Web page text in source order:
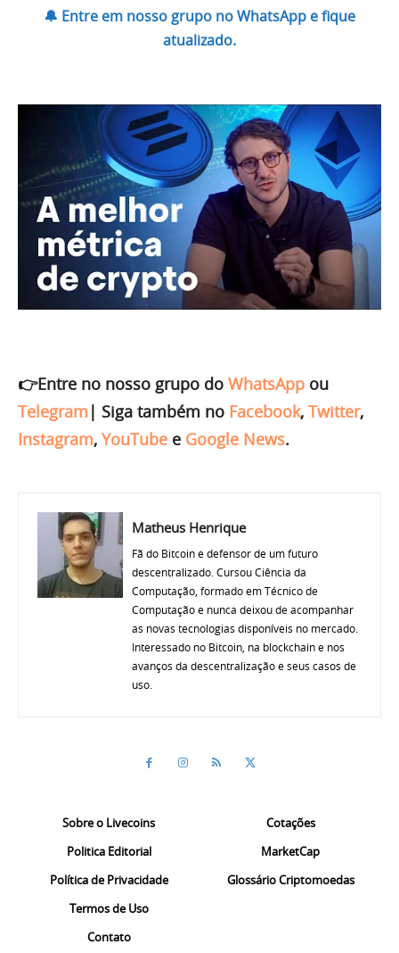
🔔 Entre em nosso grupo no WhatsApp e fique
atualizado.
👉Entre no nosso grupo do WhatsApp ou
Telegram | Siga também no Facebook, Twitter,
Instagram, YouTube e Google News.
Matheus Henrique
Fã do Bitcoin e defensor de um futuro
descentralizado. Cursou Ciência da
Computação, formado em Técnico de
Computação e nunca deixou de acompanhar
as novas tecnologias disponíveis no mercado.
Interessado no Bitcoin, na blockchain e nos
avanços da descentralização e seus casos de
uso.
Sobre o Livecoins
Politica Editorial
Política de Privacidade
Termos de Uso
Contato
Cotações
MarketCap
Glossário Criptomoedas